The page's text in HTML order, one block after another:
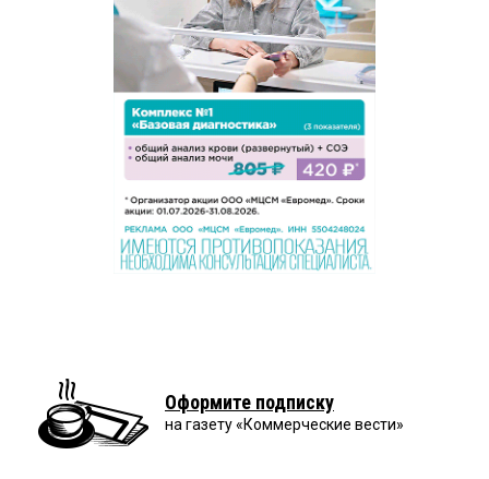
Оформите подписку
на газету «Коммерческие вести»